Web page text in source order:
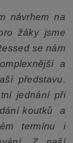
návrhem na
žáky jsme
se nám
a
představu.
jednání při
koutků a
termínu i